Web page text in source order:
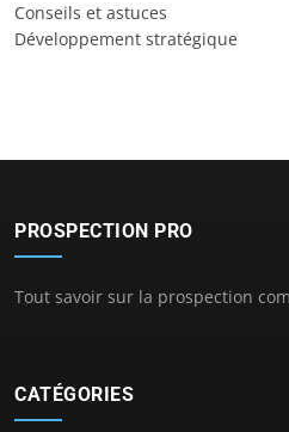
Conseils et astuces
Développement stratégique
PROSPECTION PRO
Tout savoir sur la prospection
CATÉGORIES